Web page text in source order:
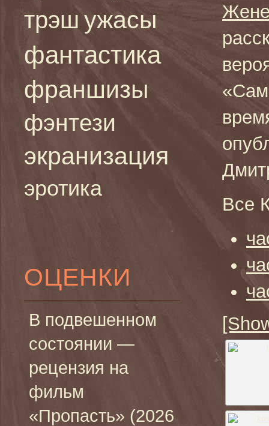
трэш ужасы
фантастика
франшизы
фэнтези
экранизация
эротика
ОЦЕНКИ
В подвешенном
состоянии —
рецензия на
фильм
«Пропасть» (2026
Все